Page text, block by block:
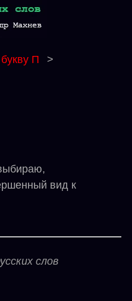
П >
вид к
слов